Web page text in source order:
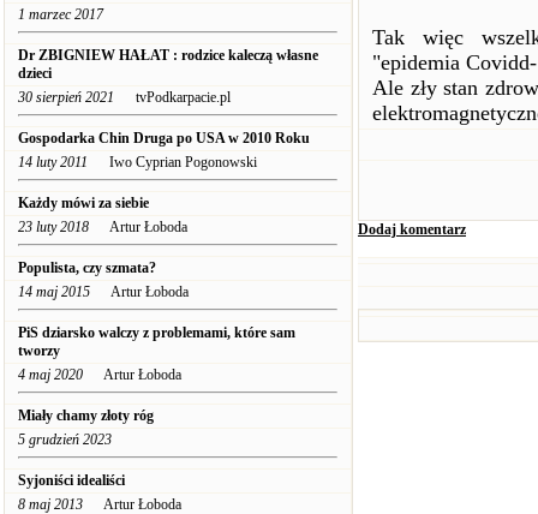
1 marzec 2017
Dr ZBIGNIEW HAŁAT : rodzice kaleczą własne
dzieci
30 sierpień 2021 tvPodkarpacie.pl
Gospodarka Chin Druga po USA w 2010 Roku
14 luty 2011 Iwo Cyprian Pogonowski
Każdy mówi za siebie
23 luty 2018 Artur Łoboda
Populista, czy szmata?
14 maj 2015 Artur Łoboda
PiS dziarsko walczy z problemami, które sam
tworzy
4 maj 2020 Artur Łoboda
Miały chamy złoty róg
5 grudzień 2023
Syjoniści idealiści
8 maj 2013 Artur Łoboda
Tak więc
"epidemia
Ale zły stan
Dodaj komentarz